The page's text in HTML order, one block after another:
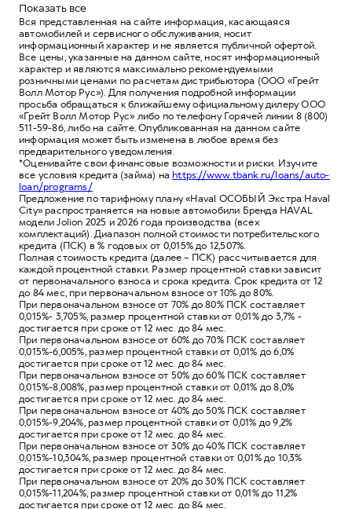
Показать все
Вся представленная на сайте информация, касающаяся
автомобилей и сервисного обслуживания, носит
информационный характер и не является публичной офертой.
Все цены, указанные на данном сайте, носят информационный
характер и являются максимально рекомендуемыми
розничными ценами по расчетам дистрибьютора (ООО «Грейт
Волл Мотор Рус»). Для получения подробной информации
просьба обращаться к ближайшему официальному дилеру ООО
«Грейт Волл Мотор Рус» либо по телефону Горячей линии 8 (800)
511-59-86, либо на сайте. Опубликованная на данном сайте
информация может быть изменена в любое время без
предварительного уведомления.
*Оценивайте свои финансовые возможности и риски. Изучите
все условия кредита (займа) наhttps://www.tbank.ru/loans/auto-
loan/programs/
Предложение по тарифному плану «Haval ОСОБЫЙ Экстра Haval
City» распространяется на новые автомобили Бренда HAVAL
модели Jolion 2025 и 2026 года производства (всех
комплектаций). Диапазон полной стоимости потребительского
кредита (ПСК) в % годовых от 0,015% до 12,507%.
Полная стоимость кредита (далее – ПСК) рассчитывается для
каждой процентной ставки. Размер процентной ставки зависит
от первоначального взноса и срока кредита. Срок кредита от 12
до 84 мес, при первоначальном взносе от 10% до 80%.
При первоначальном взносе от 70% до 80% ПСК составляет
0,015%- 3,705%, размер процентной ставки от 0,01% до 3,7% -
достигается при сроке от 12 мес. до 84 мес.
При первоначальном взносе от 60% до 70% ПСК составляет
0,015%-6,005%, размер процентной ставки от 0,01% до 6,0%
достигается при сроке от 12 мес. до 84 мес.
При первоначальном взносе от 50% до 60% ПСК составляет
0,015%-8,008%, размер процентной ставки от 0,01% до 8,0%
достигается при сроке от 12 мес. до 84 мес.
При первоначальном взносе от 40% до 50% ПСК составляет
0,015%-9,204%, размер процентной ставки от 0,01% до 9,2%
достигается при сроке от 12 мес. до 84 мес.
При первоначальном взносе от 30% до 40% ПСК составляет
0,015%-10,304%, размер процентной ставки от 0,01% до 10,3%
достигается при сроке от 12 мес. до 84 мес.
При первоначальном взносе от 20% до 30% ПСК составляет
0,015%-11,204%, размер процентной ставки от 0,01% до 11,2%
достигается при сроке от 12 мес. до 84 мес.